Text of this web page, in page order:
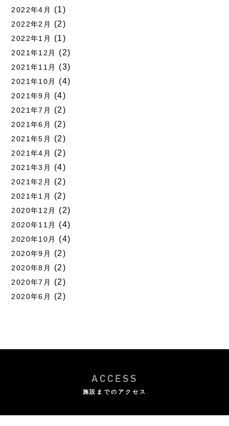
2022年4月 (1)
2022年2月 (2)
2022年1月 (1)
2021年12月 (2)
2021年11月 (3)
2021年10月 (4)
2021年9月 (4)
2021年7月 (2)
2021年6月 (2)
2021年5月 (2)
2021年4月 (2)
2021年3月 (4)
2021年2月 (2)
2021年1月 (2)
2020年12月 (2)
2020年11月 (4)
2020年10月 (4)
2020年9月 (2)
2020年8月 (2)
2020年7月 (2)
2020年6月 (2)
ACCESS
施設までのアクセス